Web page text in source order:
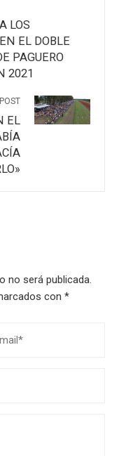
LOS
EL DOBLE
PAGUERO
2021
EL
no será publicada.
con *